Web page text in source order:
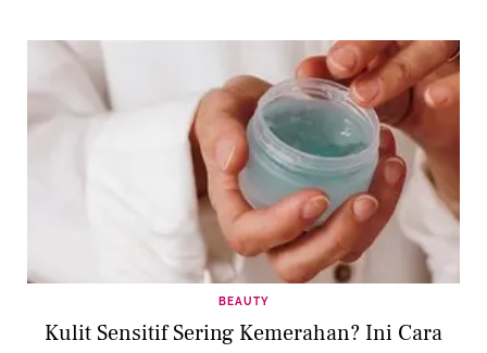
BEAUTY
Kulit Sensitif Sering Kemerahan? Ini Cara